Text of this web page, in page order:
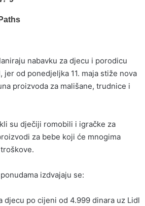
nabavku za djecu i porodicu
, jer od ponedjeljka 11. maja stiže nova
proizvoda za mališane, trudnice i
su dječiji romobili i igračke za
za bebe koji će mnogima
izdvajaju se:
djecu po cijeni od 4.999 dinara uz Lidl